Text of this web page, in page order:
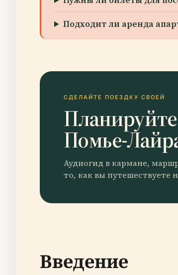
Подходит ли аренда
СДЕЛАЙТЕ ПОЕЗДКУ СВОЕЙ
Помье-
Аудиогид в кармане,
то, как вы путешествуете
Введение